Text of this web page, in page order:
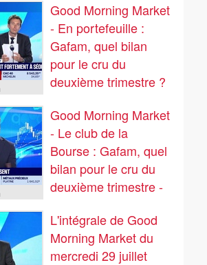
Good Morning Market
- En portefeuille :
Gafam, quel bilan
pour le cru du
deuxième trimestre ?
Good Morning Market
- Le club de la
Bourse : Gafam, quel
bilan pour le cru du
deuxième trimestre -
L'intégrale de Good
Morning Market du
mercredi 29 juillet